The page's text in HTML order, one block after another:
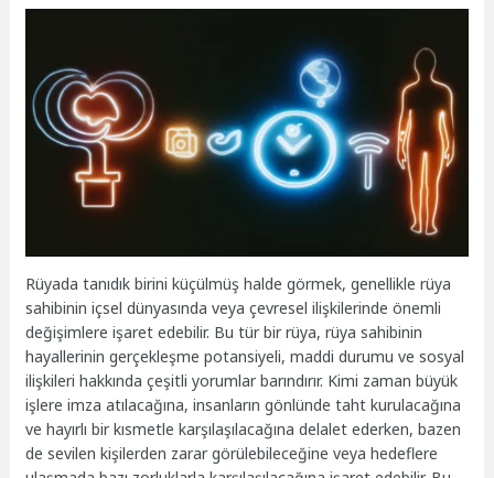
Rüyada tanıdık birini küçülmüş halde görmek, genellikle rüya
sahibinin içsel dünyasında veya çevresel ilişkilerinde önemli
değişimlere işaret edebilir. Bu tür bir rüya, rüya sahibinin
hayallerinin gerçekleşme potansiyeli, maddi durumu ve sosyal
ilişkileri hakkında çeşitli yorumlar barındırır. Kimi zaman büyük
işlere imza atılacağına, insanların gönlünde taht kurulacağına
ve hayırlı bir kısmetle karşılaşılacağına delalet ederken, bazen
de sevilen kişilerden zarar görülebileceğine veya hedeflere